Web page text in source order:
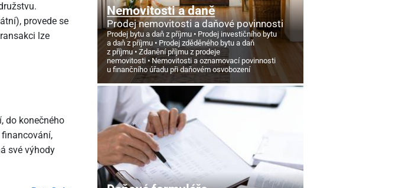
provede se
lze
do konečného
své výhody
Nemovitosti a daně
Prodej nemovitosti a daňové povinnosti
Prodej bytu a daň z příjmu
Prodej investičního bytu
a daň z příjmu
Prodej zděděného bytu a daň
z příjmu
Zdanění příjmu z prodeje
nemovitosti
Nemovitosti a oznamovací povinnosti
u finančního úřadu při daňovém osvobození